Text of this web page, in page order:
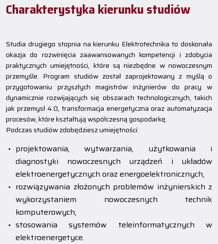
Charakterystyka kierunku studiów
Studia drugiego stopnia na kierunku Elektrotechnika to doskonała
okazja do rozwinięcia zaawansowanych kompetencji i zdobycia
praktycznych umiejętności, które są niezbędne w nowoczesnym
przemyśle. Program studiów został zaprojektowany z myślą o
przygotowaniu przyszłych magistrów inżynierów do pracy w
dynamicznie rozwijających się obszarach technologicznych, takich
jak przemysł 4.0, transformacja energetyczna oraz automatyzacja
procesów, które kształtują współczesną gospodarkę.
Podczas studiów zdobędziesz umiejętności:
projektowania, wytwarzania, użytkowania i
diagnostyki nowoczesnych urządzeń i układów
elektroenergetycznych oraz energoelektronicznych,
rozwiązywania złożonych problemów inżynierskich z
wykorzystaniem nowoczesnych technik
komputerowych,
stosowania systemów teleinformatycznych w
elektroenergetyce.